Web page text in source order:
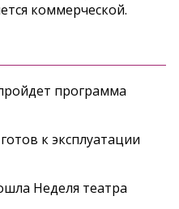
коммерческой.
программа
к эксплуатации
Неделя театра